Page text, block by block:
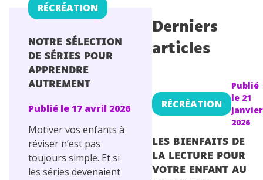
NOTRE SÉLECTION
DE SÉRIES POUR
APPRENDRE
AUTREMENT
RÉCRÉATION
Publié le17 avril 2026
Motiver vos enfants à
réviser n’est pas
toujours simple. Et si
les séries devenaient
Derniers
articles
LES BIENFAITS DE
LA LECTURE POUR
VOTRE ENFANT AU
RÉCRÉATION
Publié
le 21
janvier
2026